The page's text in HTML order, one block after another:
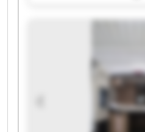
Kft. Maurer Gép Kft.
Gép Kft. Maurer Gép Kft.
Maurer Gép Kft. Maurer
Kft. Maurer Gép Kft.